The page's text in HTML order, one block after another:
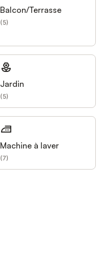
Balcon/Terrasse
(5)
Jardin
(5)
Machine à laver
(7)